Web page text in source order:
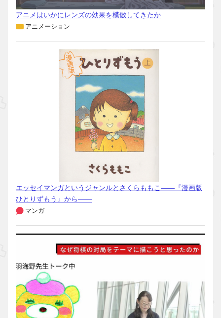
アニメはいかにレンズの効果を模倣してきたか
アニメーション
エッセイマンガというジャンルとさくらももこ――『漫画版
ひとりずもう』から――
マンガ